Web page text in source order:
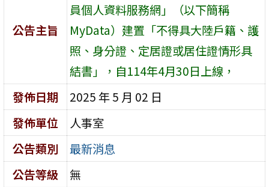
公告主旨
員個人資料服務網」（以下簡稱
MyData）建置「不得具大陸戶籍、護
照、身分證、定居證或居住證情形具
結書」，自114年4月30日上線，
發佈日期
2025 年 5 月 02 日
發佈單位
人事室
公告類別
最新消息
公告等級
無